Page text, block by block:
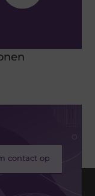
contact op